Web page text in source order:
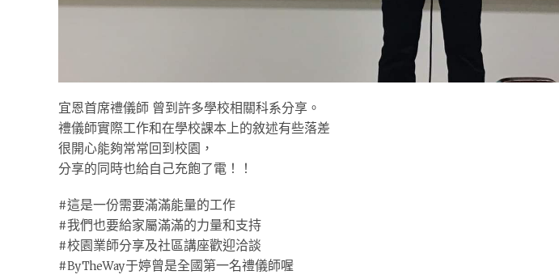
宜恩首席禮儀師 曾到許多學校相關科系分享。
禮儀師實際工作和在學校課本上的敘述有些落差
很開心能夠常常回到校園，
分享的同時也給自己充飽了電！！
#這是一份需要滿滿能量的工作
#我們也要給家屬滿滿的力量和支持
#校園業師分享及社區講座歡迎洽談
#ByTheWay于婷曾是全國第一名禮儀師喔